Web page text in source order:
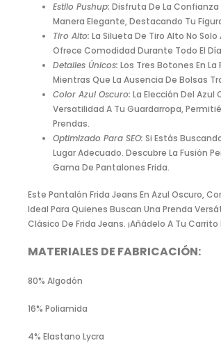
Estilo Pushup: Disfruta De La Confianza
Manera Elegante, Destacando Tu
Tiro Alto: La Silueta De Tiro Alto No
Ofrece Comodidad Durante Todo El
Detalles Únicos: Los Tres Botones En
Mientras Que La Ausencia De Bolsas
Color Azul Oscuro: La Elección Del Azul
Versatilidad A Tu Guardarropa,
Prendas.
Optimizado Para SEO: Si Estás
Lugar Adecuado. Descubre La Fusión
Gama De Pantalones Frida.
Este Pantalón Frida Jeans En Azul Oscuro,
Ideal Para Quienes Buscan Una Prenda
Clásico De Frida Jeans. ¡Añádelo A Tu
MATERIALES DE FABRICACIÓN:
80% Algodón
16% Poliamida
4% Elastano Lycra